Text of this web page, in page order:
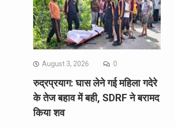
August 3, 2026 0
रुद्रप्रयाग: घास लेने गई महिला गदेरे
के तेज बहाव में बही, SDRF ने बरामद
किया शव